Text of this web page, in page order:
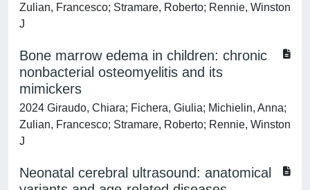
Zulian, Francesco; Stramare, Roberto; Rennie, Winston
J
Bone marrow edema in children: chronic
nonbacterial osteomyelitis and its
mimickers
2024 Giraudo, Chiara; Fichera, Giulia; Michielin, Anna;
Zulian, Francesco; Stramare, Roberto; Rennie, Winston
J
Neonatal cerebral ultrasound: anatomical